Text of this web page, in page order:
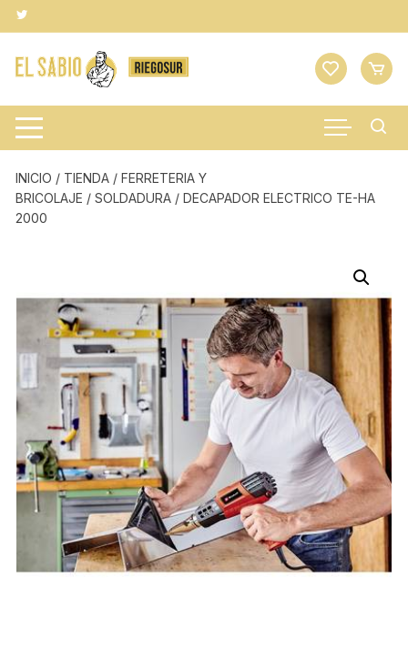
Saltar
al
contenido
INICIO / TIENDA /FERRETERIA Y
BRICOLAJE /SOLDADURA / DECAPADOR ELECTRICO TE-HA
2000